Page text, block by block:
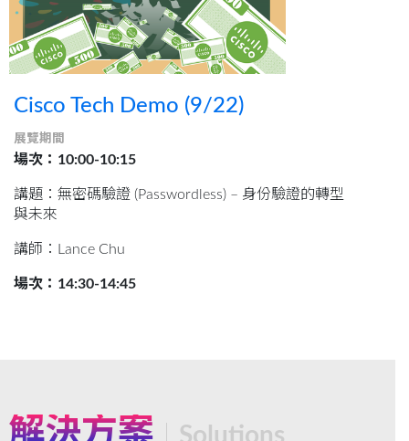
Cisco Tech Demo (9/22)
展覽期間
場次：10:00-10:15
講題：無密碼驗證 (Passwordless) – 身份驗證的轉型
與未來
講師：Lance Chu
場次：14:30-14:45
解決方案 Solutions